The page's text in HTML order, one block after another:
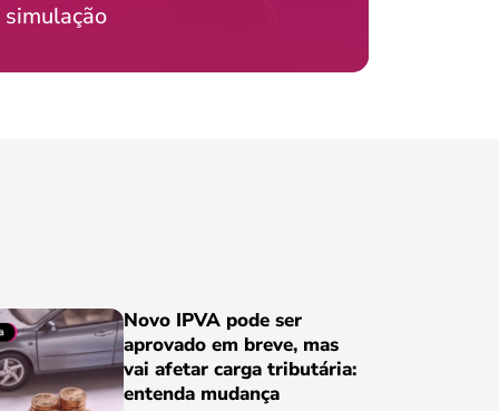
simulação
Novo IPVA pode ser
aprovado em breve, mas
vai afetar carga tributária:
entenda mudança